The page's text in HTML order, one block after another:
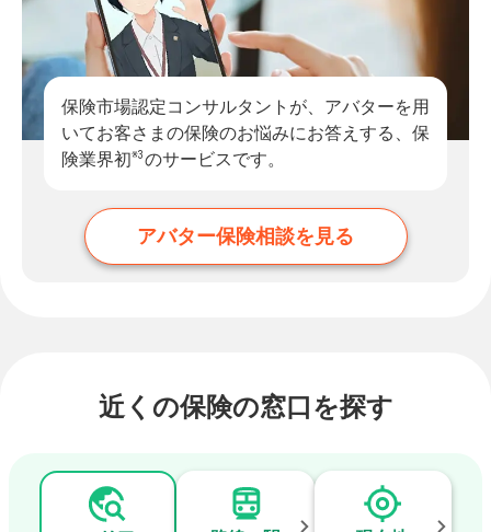
保険市場認定コンサルタントが、アバターを用
いてお客さまの保険のお悩みにお答えする、保
険業界初※3のサービスです。
アバター保険相談を見る
近くの保険の窓口を探す